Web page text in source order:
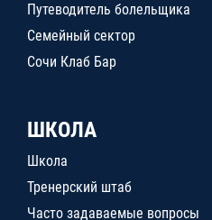
Путеводитель болельщика
Семейный сектор
Сочи Клаб Бар
ШКОЛА
Школа
Тренерский штаб
Часто задаваемые вопросы